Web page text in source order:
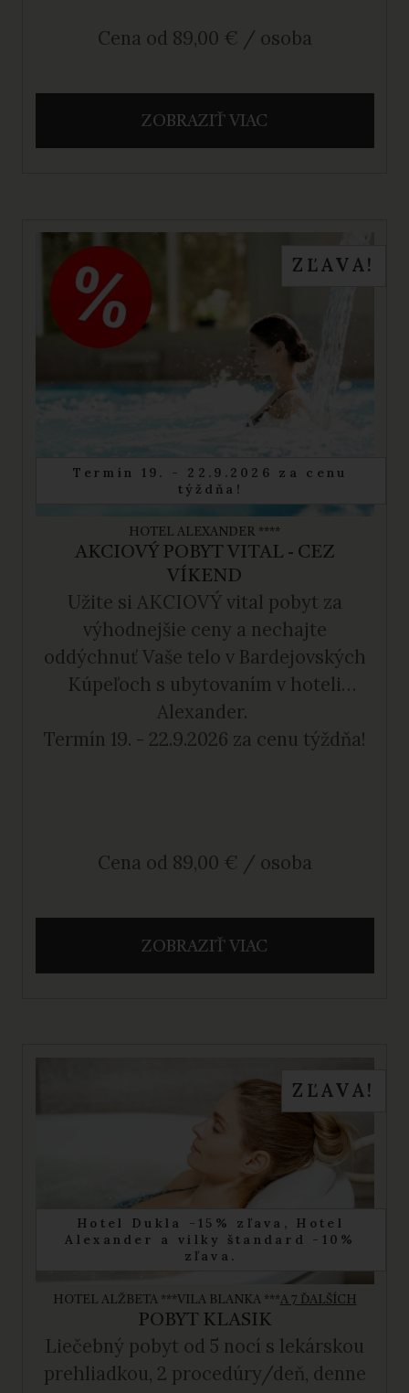
Cena od 89,00 € / osoba
ZOBRAZIŤ VIAC
ZĽAVA!
Termín 19. - 22.9.2026 za cenu
týždňa!
HOTEL ALEXANDER ****
AKCIOVÝ POBYT VITAL - CEZ
VÍKEND
Užite si AKCIOVÝ vital pobyt za
výhodnejšie ceny a nechajte
oddýchnuť Vaše telo v Bardejovských
Kúpeľoch s ubytovaním v hoteli
Alexander.
Termín 19. - 22.9.2026 za cenu týždňa!
Cena od 89,00 € / osoba
ZOBRAZIŤ VIAC
ZĽAVA!
Hotel Dukla -15% zľava, Hotel
Alexander a vilky štandard -10%
zľava.
HOTEL ALŽBETA ***VILA BLANKA ***A 7 ĎALŠÍCH
POBYT KLASIK
Liečebný pobyt od 5 nocí s lekárskou
prehliadkou, 2 procedúry/deň, denne